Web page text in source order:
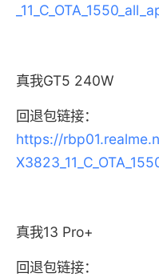
真我GT5 240W
回退包链接：
https://
真我13 Pro+
回退包链接：